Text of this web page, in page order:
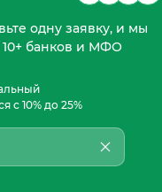
одну заявку, и мы
банков и МФО
с 10% до 25%